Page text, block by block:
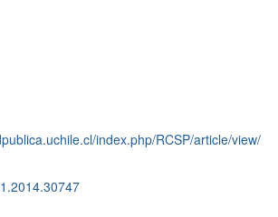
index.php/RCSP/article/view/